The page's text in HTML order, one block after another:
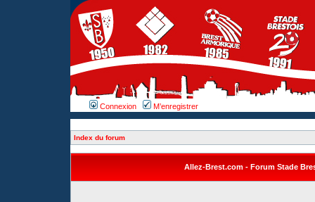
Connexion M’enregistrer
Index du forum
Allez-Brest.com - Forum Stade